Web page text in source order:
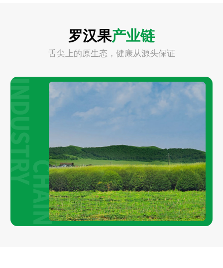
罗汉果产业链
舌尖上的原生态，健康从源头保证
Play
Video